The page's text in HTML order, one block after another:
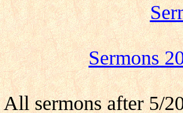
Sermons
All sermons after 5/